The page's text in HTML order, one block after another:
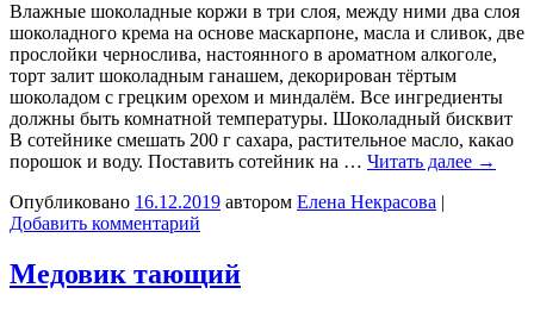
Влажные шоколадные коржи в три слоя, между ними два слоя
шоколадного крема на основе маскарпоне, масла и сливок, две
прослойки чернослива, настоянного в ароматном алкоголе,
торт залит шоколадным ганашем, декорирован тёртым
шоколадом с грецким орехом и миндалём. Все ингредиенты
должны быть комнатной температуры. Шоколадный бисквит
В сотейнике смешать 200 г сахара, растительное масло, какао
порошок и воду. Поставить сотейник на … Читать далее →
Опубликовано 16.12.2019 автором Елена Некрасова |
Добавить комментарий
Медовик тающий